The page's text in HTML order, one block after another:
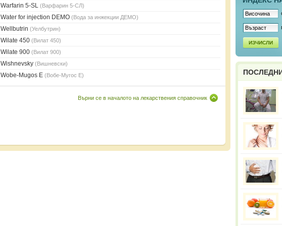
Warfarin 5-SL (Варфарин 5-СЛ)
Water for injection DEMO (Вода за инжекции ДЕМО)
Wellbutrin (Уелбутрин)
Wilate 450 (Вилат 450)
Wilate 900 (Вилат 900)
Wishnevsky (Вишневски)
Wobe-Mugos E (Вобе-Мугос Е)
Върни се в началото на лекарствения справочник
ИЗЧИСЛИ